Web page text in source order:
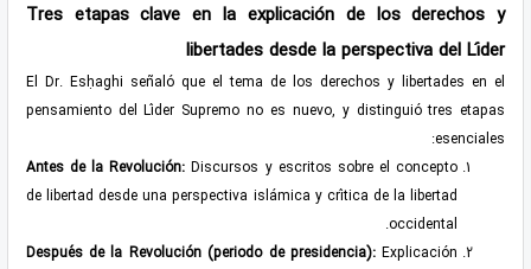
Tres etapas clave en la explicación de los derechos y
libertades desde la perspectiva del Líder
El Dr. Esḥaghi señaló que el tema de los derechos y libertades en el
pensamiento del Líder Supremo no es nuevo, y distinguió tres etapas
esenciales:
Antes de la Revolución: Discursos y escritos sobre el concepto
de libertad desde una perspectiva islámica y crítica de la libertad
occidental.
Después de la Revolución (periodo de presidencia):Explicación